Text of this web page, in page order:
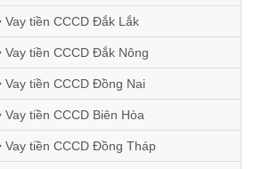
Vay tiền CCCD Đắk Lắk
Vay tiền CCCD Đắk Nông
Vay tiền CCCD Đồng Nai
Vay tiền CCCD Biên Hòa
Vay tiền CCCD Đồng Tháp